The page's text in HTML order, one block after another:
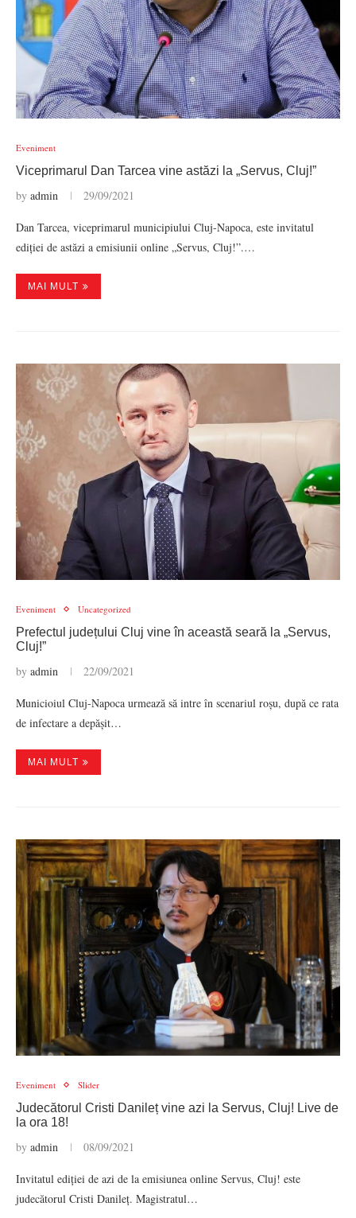
Eveniment
Viceprimarul Dan Tarcea vine astăzi la „Servus, Cluj!”
by admin 29/09/2021
Dan Tarcea, viceprimarul municipiului Cluj-Napoca, este invitatul
ediției de astăzi a emisiunii online „Servus, Cluj!”.…
MAI MULT
Eveniment Uncategorized
Prefectul județului Cluj vine în această seară la „Servus,
Cluj!”
by admin 22/09/2021
Municioiul Cluj-Napoca urmează să intre în scenariul roșu, după ce rata
de infectare a depășit…
MAI MULT
Eveniment Slider
Judecătorul Cristi Danileț vine azi la Servus, Cluj! Live de
la ora 18!
by admin 08/09/2021
Invitatul ediției de azi de la emisiunea online Servus, Cluj! este
judecătorul Cristi Danileț. Magistratul…